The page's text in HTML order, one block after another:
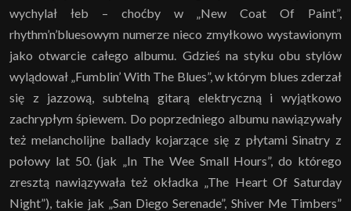
wychylał łeb – choćby w „New Coat Of Paint”,
rhythm’n’bluesowym numerze nieco zmyłkowo wystawionym
jako otwarcie całego albumu. Gdzieś na styku obu stylów
wylądował „Fumblin’ With The Blues”, w którym blues zderzał
się z jazzową, subtelną gitarą elektryczną i wyjątkowo
zachrypłym śpiewem. Do poprzedniego albumu nawiązywały
też melancholijne ballady kojarzące się z płytami Sinatry z
połowy lat 50. (jak „In The Wee Small Hours”, do którego
zresztą nawiązywała też okładka „The Heart Of Saturday
Night”), takie jak „San Diego Serenade”, Shiver Me Timbers”